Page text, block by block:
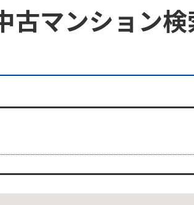
古マンション検